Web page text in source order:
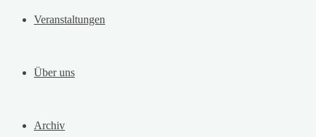
Veranstaltungen
Über uns
Archiv